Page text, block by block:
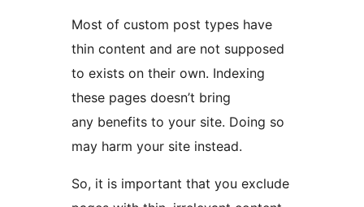
Most of custom post types have
thin content and are not supposed
to exists on their own. Indexing
these pages doesn’t bring
any benefits to your site. Doing so
may harm your site instead.
So, it is important that you exclude